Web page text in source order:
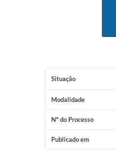
Situação
Modalidade
Nº do Processo
Publicado em